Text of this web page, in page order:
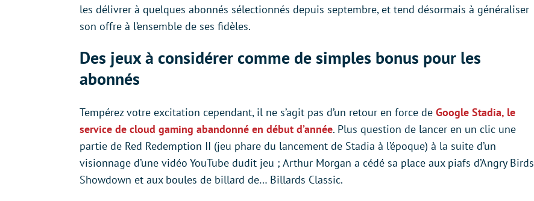
les délivrer à quelques abonnés sélectionnés depuis septembre, et tend désormais à généraliser
son offre à l’ensemble de ses fidèles.
Des jeux à considérer comme de simples bonus pour les
abonnés
Tempérez votre excitation cependant, il ne s’agit pas d’un retour en force de Google Stadia, le
service de cloud gaming abandonné en début d’année. Plus question de lancer en un clic une
partie de Red Redemption II (jeu phare du lancement de Stadia à l’époque) à la suite d’un
visionnage d’une vidéo YouTube dudit jeu ; Arthur Morgan a cédé sa place aux piafs d’Angry Birds
Showdown et aux boules de billard de… Billards Classic.